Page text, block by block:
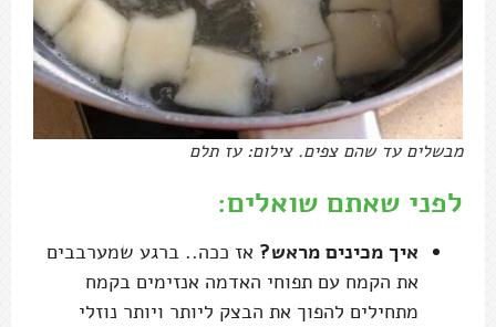
מבשלים עד שהם צפים. צילום: עז תלם
לפני שאתם שואלים:
איך מכינים מראש? אז ככה.. ברגע שמערבבים
את הקמח עם תפוחי האדמה אנזימים בקמח
מתחילים להפוך את הבצק ליותר ויותר נוזלי